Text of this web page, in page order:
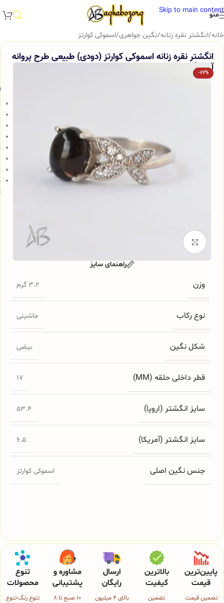
Skip to main content
منو
خانه/انگشتر نقره زنانه/نگین جواهری/اسموکی کوارتز
انگشتر نقره زنانه اسموکی کوارتز (دودی) طبیعی طرح پروانه
آقابزرگ کد 616
-22%
برای بزرگنمایی کلیک کنید
وزن 3.2 گرم
نوع رکاب ماشینی
شکل نگین بیضی
قطر داخلی حلقه (MM) 17
سایز انگشتر (اروپا) 53.4
سایز انگشتر (آمریکا) 6.5
جنس نگین اصلی اسموکی کوارتز
راهنمای سایز
پایین‌ترین
قیمت
تضمین قیمت
بالاترین
کیفیت
تضمین
ارسال
رایگان
بالای 4 میلیون
مشاوره و
پشتیبانی
10 صبح تا 8
تنوع
محصولات
تنوع رنگ-تنوع